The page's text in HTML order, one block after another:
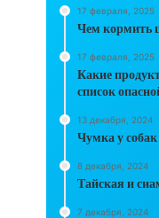
17 февраля, 2025
Чем кормить
17 февраля, 2025
Какие
список
13 декабря, 2024
Чумка у собак
8 декабря, 2024
Тайская и
7 декабря, 2024